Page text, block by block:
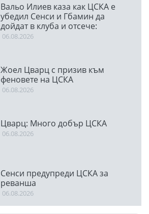
Вальо Илиев каза как ЦСКА е
убедил Сенси и Гбамин да
дойдат в клуба и отсече:
Направихме изключителен
06.08.2026
Жоел Цварц с призив към
феновете на ЦСКА
06.08.2026
Цварц: Много добър ЦСКА
06.08.2026
Сенси предупреди ЦСКА за
реванша
06.08.2026